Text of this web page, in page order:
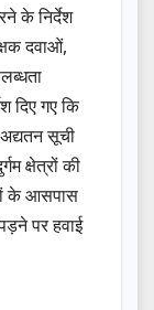
के निर्देश
दवाओं,
दिए गए कि
सूची
क्षेत्रों की
के आसपास
पर हवाई